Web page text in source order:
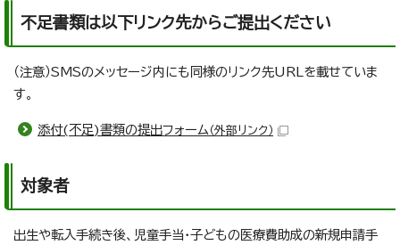
不足書類は以下リンク先からご提出ください
（注意）SMSのメッセージ内にも同様のリンク先URLを載せていま
す。
添付(不足)書類の提出フォーム （外部リンク）
対象者
出生や転入手続き後、児童手当・子どもの医療費助成の新規申請手